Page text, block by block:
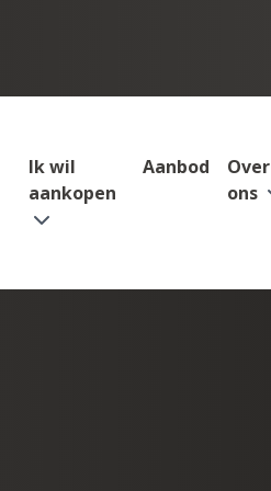
Ik wil
aankopen
Aanbod
Over
ons